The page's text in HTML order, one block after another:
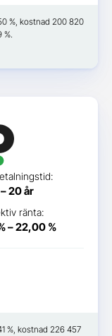
%, kostnad 200 820
%.
– 20 år
ränta:
– 22,00 %
%, kostnad 226 457